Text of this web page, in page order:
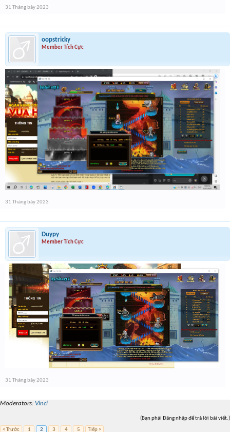
31 Tháng bảy 2023
oopstricky
Member Tích Cực
31 Tháng bảy 2023
Duypy
Member Tích Cực
31 Tháng bảy 2023
Moderators: Vinci
(Bạn phải Đăng nhập để trả lời bài viết.)
< Trước
1 2 3 4 5 Tiếp >